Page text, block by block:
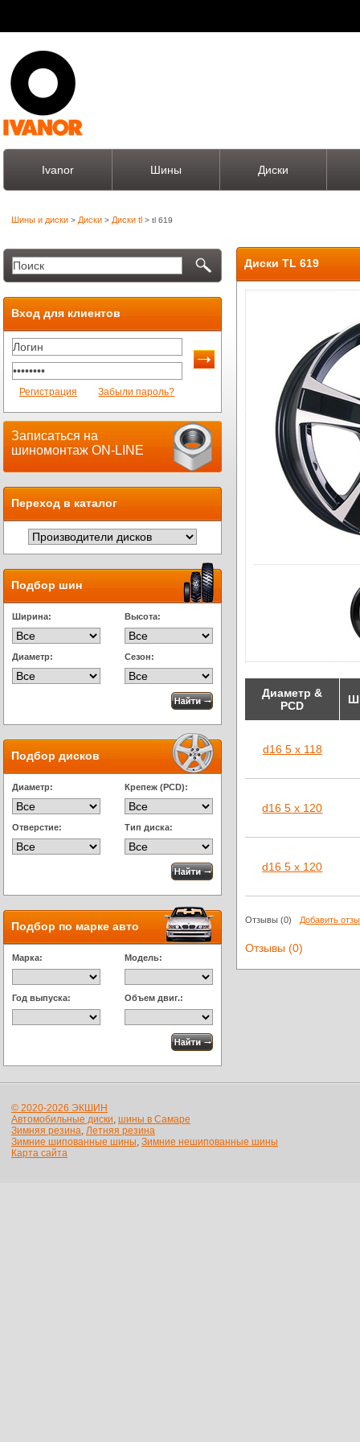
Ivanor Шины Диски
Шины и диски > Диски > Диски tl > tl 619
Вход для клиентов
Регистрация Забыли пароль?
Записаться на
шиномонтаж ON-LINE
Переход в каталог
Подбор шин
Ширина: Высота:
Диаметр: Сезон:
Подбор дисков
Диаметр: Крепеж (PCD):
Отверстие: Тип диска:
Подбор по марке авто
Марка: Модель:
Год выпуска: Объем двиг.:
Диски TL 619
Диаметр &
PCD
d16 5 x 118
d16 5 x 120
d16 5 x 120
Отзывы (0) Добавить
Отзывы (0)
© 2020-2026 ЭКШИН
Автомобильные диски, шины в Самаре
Зимняя резина, Летняя резина
Зимние шипованные шины, Зимние нешипованные шины
Карта сайта